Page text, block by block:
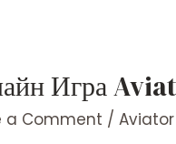
Игра
a Comment /Aviator